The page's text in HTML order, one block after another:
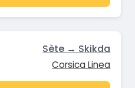
Sète → Skikda
Corsica Linea